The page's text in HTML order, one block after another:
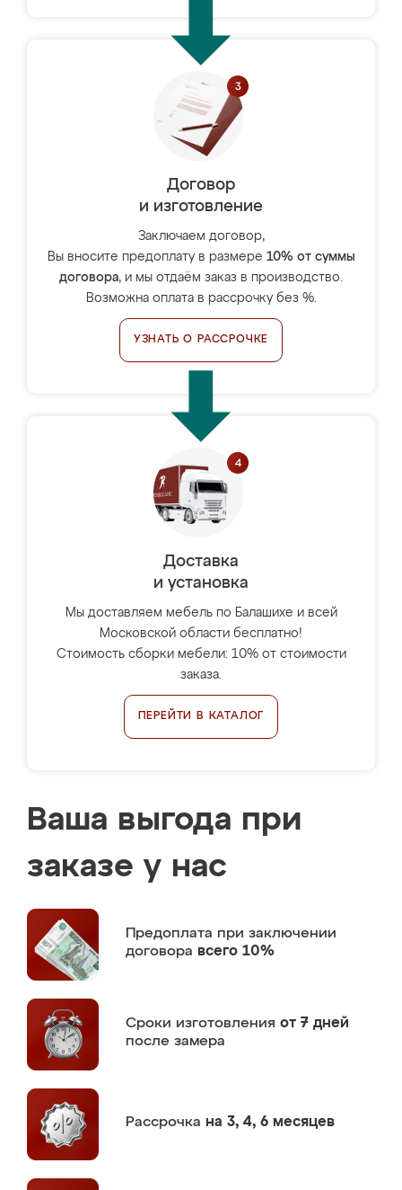
Договор
и изготовление
Заключаем договор,
Вы вносите предоплату в размере 10% от суммы
договора, и мы отдаём заказ в производство.
Возможна оплата в рассрочку без %.
УЗНАТЬ О РАССРОЧКЕ
Доставка
и установка
Мы доставляем мебель по Балашихе и всей
Московской области бесплатно!
Стоимость сборки мебели: 10% от стоимости
заказа.
ПЕРЕЙТИ В КАТАЛОГ
Ваша выгода при
заказе у нас
Предоплата при заключении
договора всего 10%
Сроки изготовления от 7 дней
после замера
Рассрочка на 3, 4, 6 месяцев